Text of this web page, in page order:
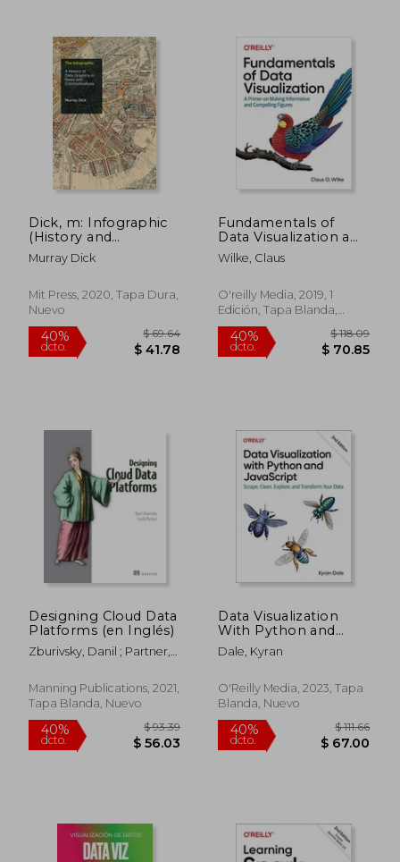
45% $ 101.25 40%
Dick, m: Infographic
(History and
Foundations of
Information Science)
Murray Dick
Mit Press, 2020, Tapa Dura,
Nuevo
40%
dcto.
$ 69.64
$ 41.78
Fundamentals of
Data Visualization a
Primer on Making
Informative and
(en Inglés)
Wilke, Claus
O'reilly Media, 2019, 1
Edición, Tapa Blanda,
Nuevo
40%
dcto.
Designing Cloud Data
Platforms (en Inglés)
Zburivsky, Danil ; Partner,
Manning Publications, 2021,
Tapa Blanda, Nuevo
Data Visualization
With Python and
Javascript: Scrape,
Clean, Explore, and
(en Inglés)
Dale, Kyran
O'Reilly Media, 2023, Tapa
Blanda, Nuevo